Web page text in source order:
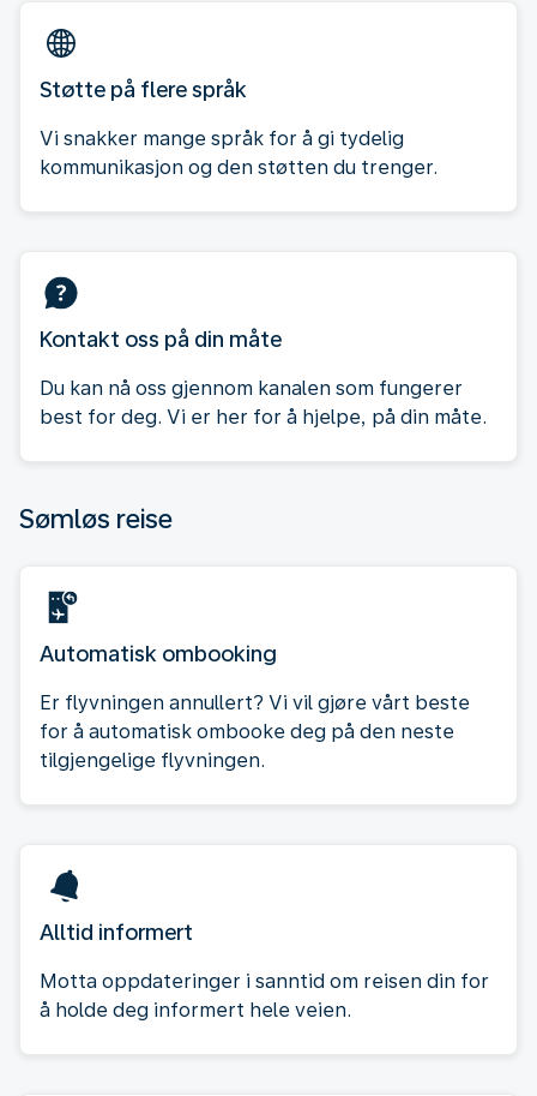
Støtte på flere språk
Vi snakker mange språk for å gi tydelig
kommunikasjon og den støtten du trenger.
Kontakt oss på din måte
Du kan nå oss gjennom kanalen som fungerer
best for deg. Vi er her for å hjelpe, på din måte.
Sømløs reise
Automatisk ombooking
Er flyvningen annullert? Vi vil gjøre vårt beste
for å automatisk ombooke deg på den neste
tilgjengelige flyvningen.
Alltid informert
Motta oppdateringer i sanntid om reisen din for
å holde deg informert hele veien.